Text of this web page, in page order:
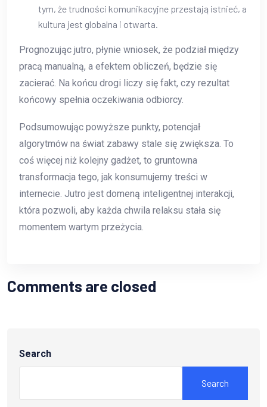
tym, że trudności komunikacyjne przestają istnieć, a
kultura jest globalna i otwarta.
Prognozując jutro, płynie wniosek, że podział między
pracą manualną, a efektem obliczeń, będzie się
zacierać. Na końcu drogi liczy się fakt, czy rezultat
końcowy spełnia oczekiwania odbiorcy.
Podsumowując powyższe punkty, potencjał
algorytmów na świat zabawy stale się zwiększa. To
coś więcej niż kolejny gadżet, to gruntowna
transformacja tego, jak konsumujemy treści w
internecie. Jutro jest domeną inteligentnej interakcji,
która pozwoli, aby każda chwila relaksu stała się
momentem wartym przeżycia.
Comments are closed
Search
Search